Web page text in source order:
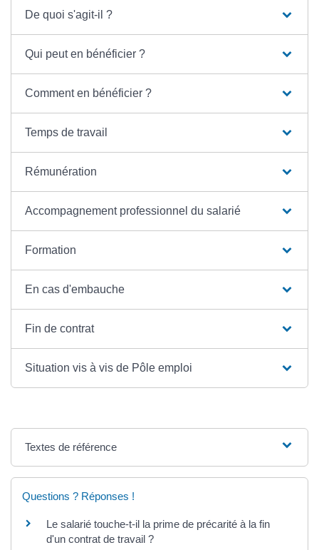
De quoi s'agit-il ?
Qui peut en bénéficier ?
Comment en bénéficier ?
Temps de travail
Rémunération
Accompagnement professionnel du salarié
Formation
En cas d'embauche
Fin de contrat
Situation vis à vis de Pôle emploi
Textes de référence
Questions ? Réponses !
Le salarié touche-t-il la prime de précarité à la fin
d'un contrat de travail ?